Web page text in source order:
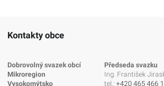
Kontakty obce
Dobrovolný svazek obcí
Mikroregion
Vysokomýtsko
Předseda svazku
Ing. František
tel.: +420 465 466